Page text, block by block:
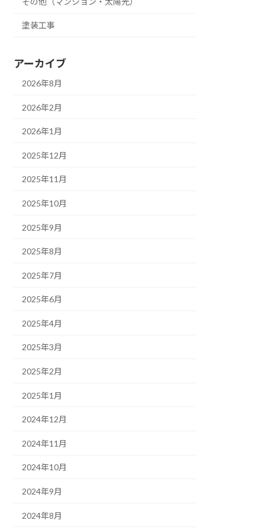
塗装工事
アーカイブ
2026年8月
2026年2月
2026年1月
2025年12月
2025年11月
2025年10月
2025年9月
2025年8月
2025年7月
2025年6月
2025年4月
2025年3月
2025年2月
2025年1月
2024年12月
2024年11月
2024年10月
2024年9月
2024年8月